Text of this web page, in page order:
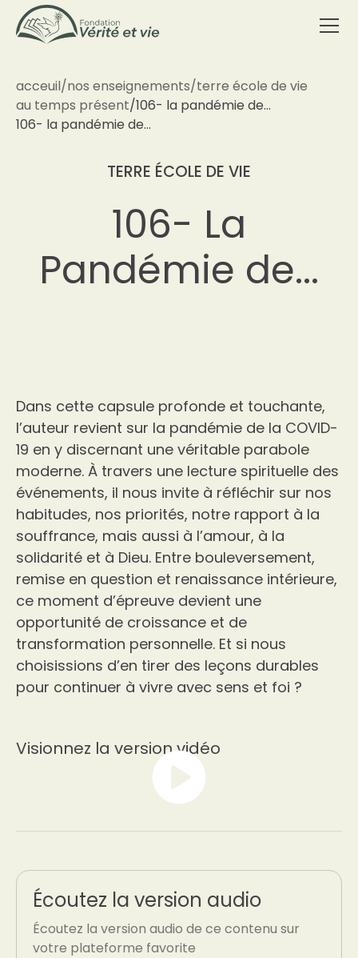
acceuil/nos enseignements/terre école de vie
au temps présent/106- la pandémie de...
106- la pandémie de...
TERRE ÉCOLE DE VIE
106- La
Pandémie de...
Dans cette capsule profonde et touchante,
l’auteur revient sur la pandémie de la COVID-
19 en y discernant une véritable parabole
moderne. À travers une lecture spirituelle des
événements, il nous invite à réfléchir sur nos
habitudes, nos priorités, notre rapport à la
souffrance, mais aussi à l’amour, à la
solidarité et à Dieu. Entre bouleversement,
remise en question et renaissance intérieure,
ce moment d’épreuve devient une
opportunité de croissance et de
transformation personnelle. Et si nous
choisissions d’en tirer des leçons durables
pour continuer à vivre avec sens et foi ?
Visionnez la version vidéo
Écoutez la version audio
Écoutez la version audio de ce contenu sur
votre plateforme favorite